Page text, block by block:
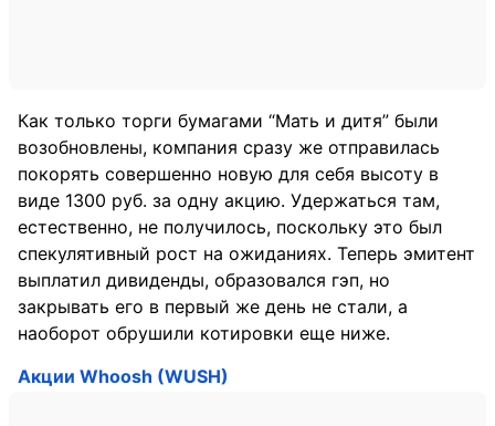
Как только торги бумагами “Мать и дитя” были
возобновлены, компания сразу же отправилась
покорять совершенно новую для себя высоту в
виде 1300 руб. за одну акцию. Удержаться там,
естественно, не получилось, поскольку это был
спекулятивный рост на ожиданиях. Теперь эмитент
выплатил дивиденды, образовался гэп, но
закрывать его в первый же день не стали, а
наоборот обрушили котировки еще ниже.
Акции Whoosh (WUSH)